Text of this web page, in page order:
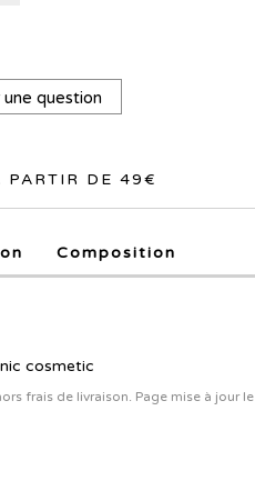
une question
DE 49€
Composition
cosmetic
frais de livraison. Page mise à jour